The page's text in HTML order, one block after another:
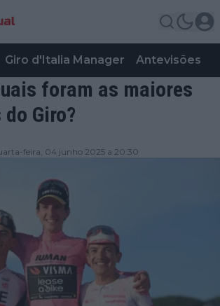
Giro d'Italia Manager Antevisões
foram as maiores
Giro?
feira, 04 junho 2025 a 20:30